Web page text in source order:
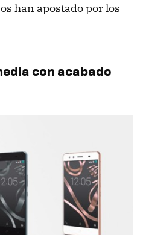
han apostado por los
con acabado